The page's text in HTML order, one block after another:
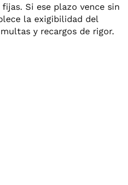
Si ese plazo vence sin
la exigibilidad del
y recargos de rigor.